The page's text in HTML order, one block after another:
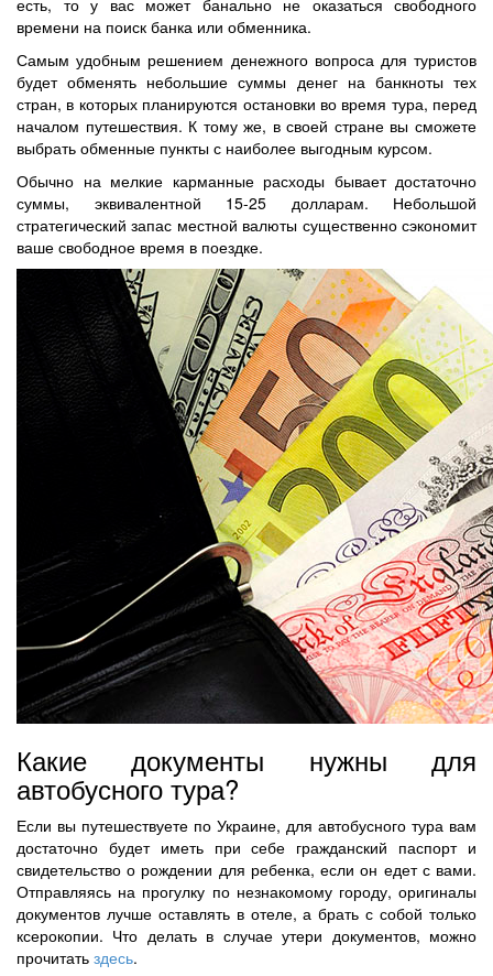
времени на поиск банка или обменника.
Самым удобным решением денежного вопроса для туристов
будет обменять небольшие суммы денег на банкноты тех
стран, в которых планируются остановки во время тура, перед
началом путешествия. К тому же, в своей стране вы сможете
выбрать обменные пункты с наиболее выгодным курсом.
Обычно на мелкие карманные расходы бывает достаточно
суммы, эквивалентной 15-25 долларам. Небольшой
стратегический запас местной валюты существенно сэкономит
ваше свободное время в поездке.
Какие документы нужны для
автобусного тура?
Если вы путешествуете по Украине, для автобусного тура вам
достаточно будет иметь при себе гражданский паспорт и
свидетельство о рождении для ребенка, если он едет с вами.
Отправляясь на прогулку по незнакомому городу, оригиналы
документов лучше оставлять в отеле, а брать с собой только
ксерокопии. Что делать в случае утери документов, можно
прочитать здесь.